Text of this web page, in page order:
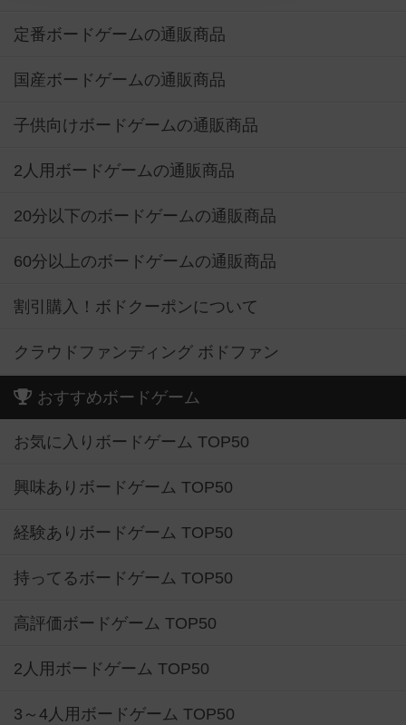
定番ボードゲームの通販商品
国産ボードゲームの通販商品
子供向けボードゲームの通販商品
2人用ボードゲームの通販商品
20分以下のボードゲームの通販商品
60分以上のボードゲームの通販商品
割引購入！ボドクーポンについて
クラウドファンディング ボドファン
おすすめボードゲーム
お気に入りボードゲーム TOP50
興味ありボードゲーム TOP50
経験ありボードゲーム TOP50
持ってるボードゲーム TOP50
高評価ボードゲーム TOP50
2人用ボードゲーム TOP50
3～4人用ボードゲーム TOP50